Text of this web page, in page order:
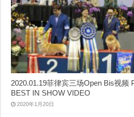
2020.01.19菲律宾三场Open Bis视频
BEST IN SHOW VIDEO
2020年1月20日